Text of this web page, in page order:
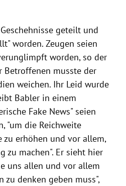
geteilt und
worden. Zeugen seien
worden, so der
Betroffenen musste der
weichen. Ihr Leid wurde
Babler in einem
Fake News" seien
"um die Reichweite
erhöhen und vor allem,
zu machen". Er sieht hier
uns allen und vor allem
denken geben muss",